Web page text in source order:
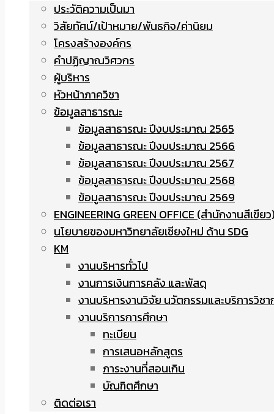
ประวัติความเป็นมา
วิสัยทัศน์/เป้าหมาย/พันธกิจ/ค่านิยม
โครงสร้างองค์กร
คำปฏิญาณวิศวกร
ผู้บริหาร
หัวหน้าภาควิชา
ข้อมูลสาธารณะ
ข้อมูลสาธารณะ ปีงบประมาณ 2565
ข้อมูลสาธารณะ ปีงบประมาณ 2566
ข้อมูลสาธารณะ ปีงบประมาณ 2567
ข้อมูลสาธารณะ ปีงบประมาณ 2568
ข้อมูลสาธารณะ ปีงบประมาณ 2569
ENGINEERING GREEN OFFICE (สำนักงานสีเขีย
นโยบายของมหาวิทยาลัยเชียงใหม่ ด้าน SDG
KM
งานบริหารทั่วไป
งานการเงินการคลัง และพัสดุ
งานบริหารงานวิจัย นวัตกรรมและบริการวิชา
งานบริการการศึกษา
ทะเบียน
การเสนอหลักสูตร
ภาระงานที่สอนเกิน
บัณฑิตศึกษา
ติดต่อเรา